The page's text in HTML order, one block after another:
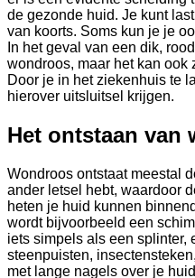
de gezonde huid. Je kunt
van koorts. Soms kun je je
In het geval van een dik,
wondroos, maar het kan ook
Door je in het ziekenhuis te
hierover uitsluitsel krijgen.
Het ontstaan van
Wondroos ontstaat meestal
ander letsel hebt, waardoor
heten je huid kunnen
wordt bijvoorbeeld een
iets simpels als een splinter,
steenpuisten, insectensteken,
met lange nagels over je